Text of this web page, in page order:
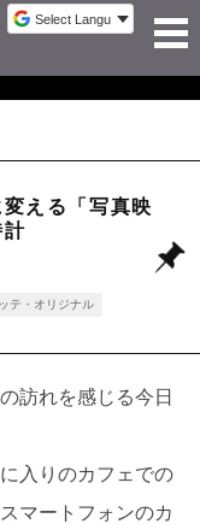
える「写真映
計
テ・オリジナル
訪れを感じる今日
入りのカフェでの
マートフォンのカ